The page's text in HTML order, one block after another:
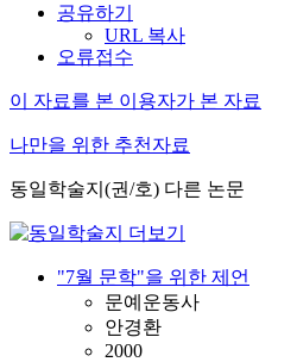
공유하기
URL 복사
오류접수
이 자료를 본 이용자가 본 자료
나만을 위한 추천자료
동일학술지(권/호) 다른 논문
"7월 문학"을 위한 제언
문예운동사
안경환
2000